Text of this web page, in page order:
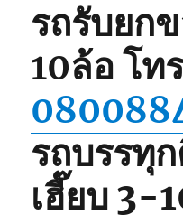
รถรับยก
10ล้อ โท
รถบรรทุ
เฮี๊ยบ 3-